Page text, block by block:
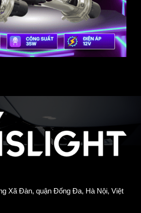
Xã Đàn, quận Đống Đa, Hà Nội, Việt